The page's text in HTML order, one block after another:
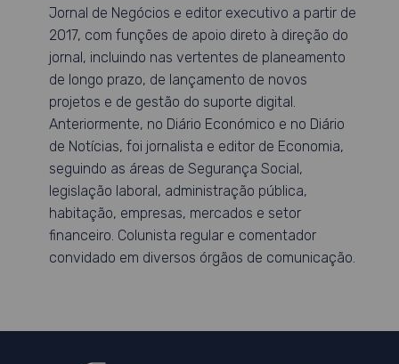
Jornal de Negócios e editor executivo a partir de
2017, com funções de apoio direto à direção do
jornal, incluindo nas vertentes de planeamento
de longo prazo, de lançamento de novos
projetos e de gestão do suporte digital.
Anteriormente, no Diário Económico e no Diário
de Notícias, foi jornalista e editor de Economia,
seguindo as áreas de Segurança Social,
legislação laboral, administração pública,
habitação, empresas, mercados e setor
financeiro. Colunista regular e comentador
convidado em diversos órgãos de comunicação.